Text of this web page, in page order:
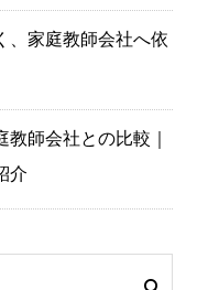
、家庭教師会社へ依
教師会社との比較｜
介